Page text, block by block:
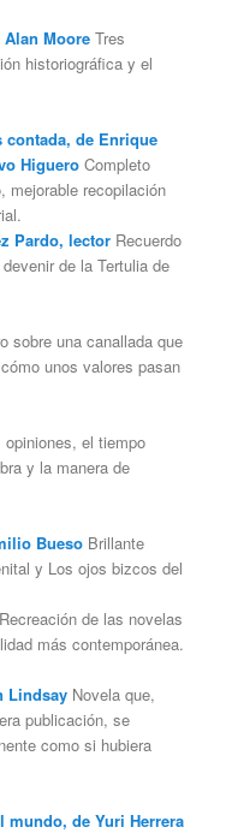
MooreTres
historiográfica y el
de Enrique
HigueroCompleto
mejorable recopilación
Pardo, lectorRecuerdo
de la Tertulia de
sobre una canallada que
unos valores pasan
el tiempo
y la manera de
BuesoBrillante
y Los ojos bizcos del
de las novelas
más contemporánea.
LindsayNovela que,
publicación, se
como si hubiera
mundo, de Yuri Herrera